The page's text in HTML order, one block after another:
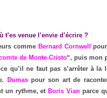
t’es venue l’envie d’écrire ?
comme Bernard Cornwell
de Monte-Cristo“, puis mon
qu’il ne faut pas s’arrêter à
Dumaspour son art de
un rythme, et Boris Vian parce